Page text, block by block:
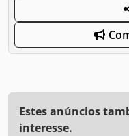
Estes anúncios
interesse.